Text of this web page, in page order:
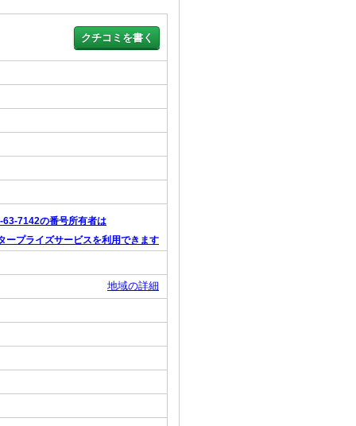
63-7142の番号所有者は
ープライズサービスを利用できます
地域の詳細